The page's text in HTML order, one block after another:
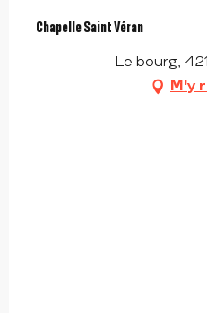
Chapelle Saint Véran
Le bourg,
M'y